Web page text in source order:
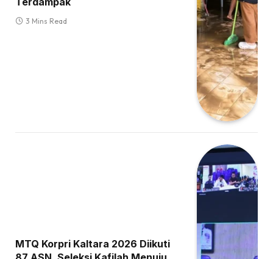
3 Mins Read
MTQ Korpri Kaltara 2026 Diikuti